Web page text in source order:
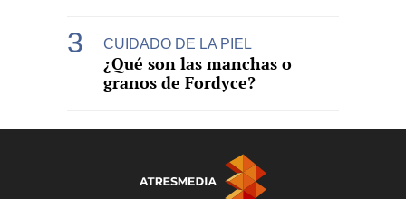
CUIDADO DE LA PIEL
¿Qué son las manchas o
granos de Fordyce?